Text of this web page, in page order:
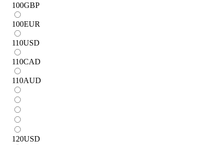
100GBP
100EUR
110USD
110CAD
110AUD
120USD